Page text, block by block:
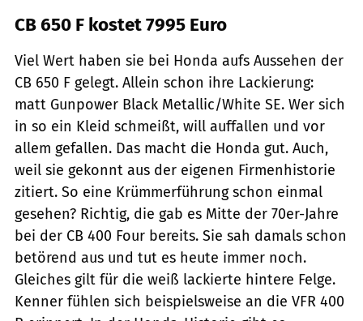
CB 650 F kostet 7995 Euro
Viel Wert haben sie bei Honda aufs Aussehen der
CB 650 F gelegt. Allein schon ihre Lackierung:
matt Gunpower Black Metallic/White SE. Wer sich
in so ein Kleid schmeißt, will auffallen und vor
allem gefallen. Das macht die Honda gut. Auch,
weil sie gekonnt aus der eigenen Firmenhistorie
zitiert. So eine Krümmerführung schon einmal
gesehen? Richtig, die gab es Mitte der 70er-Jahre
bei der CB 400 Four bereits. Sie sah damals schon
betörend aus und tut es heute immer noch.
Gleiches gilt für die weiß lackierte hintere Felge.
Kenner fühlen sich beispielsweise an die VFR 400